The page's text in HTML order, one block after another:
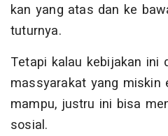
kan yang atas dan ke
tuturnya.
Tetapi kalau kebijakan ini
massyarakat yang miskin
mampu, justru ini bisa
sosial.